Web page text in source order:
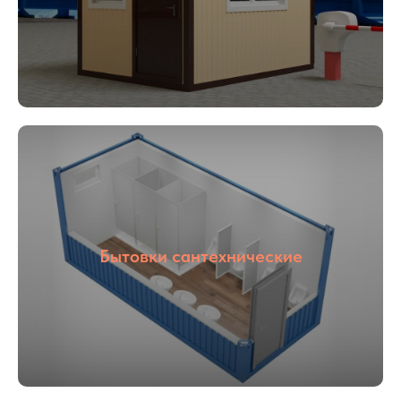
Бытовки сантехнические
16 лет производство
С НДС и без
04
Прямые
поставщики